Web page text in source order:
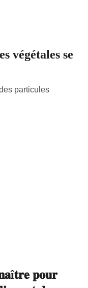
végétales se
particules
𝐩𝐨𝐮𝐫